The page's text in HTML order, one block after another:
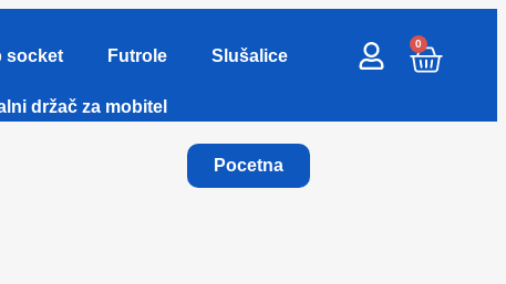
socket Futrole Slušalice
držač za mobitel
Pocetna
0